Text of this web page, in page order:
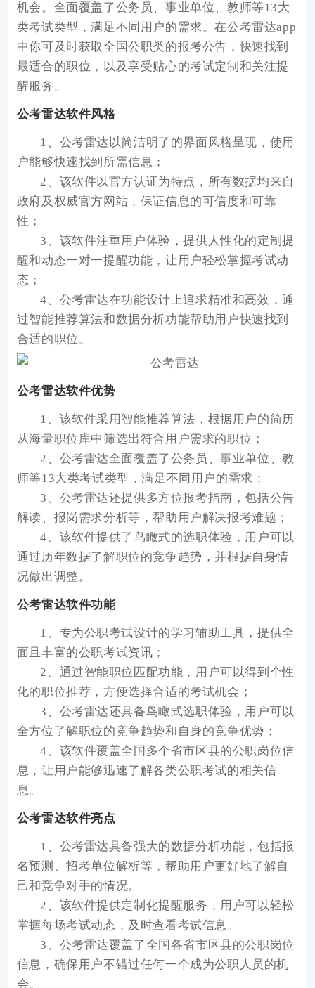
机会。全面覆盖了公务员、事业单位、教师等13大
类考试类型，满足不同用户的需求。在公考雷达app
中你可及时获取全国公职类的报考公告，快速找到
最适合的职位，以及享受贴心的考试定制和关注提
醒服务。
公考雷达软件风格
1、公考雷达以简洁明了的界面风格呈现，使用
户能够快速找到所需信息；
2、该软件以官方认证为特点，所有数据均来自
政府及权威官方网站，保证信息的可信度和可靠
性；
3、该软件注重用户体验，提供人性化的定制提
醒和动态一对一提醒功能，让用户轻松掌握考试动
态；
4、公考雷达在功能设计上追求精准和高效，通
过智能推荐算法和数据分析功能帮助用户快速找到
合适的职位。
公考雷达软件优势
1、该软件采用智能推荐算法，根据用户的简历
从海量职位库中筛选出符合用户需求的职位；
2、公考雷达全面覆盖了公务员、事业单位、教
师等13大类考试类型，满足不同用户的需求；
3、公考雷达还提供多方位报考指南，包括公告
解读、报岗需求分析等，帮助用户解决报考难题；
4、该软件提供了鸟瞰式的选职体验，用户可以
通过历年数据了解职位的竞争趋势，并根据自身情
况做出调整。
公考雷达软件功能
1、专为公职考试设计的学习辅助工具，提供全
面且丰富的公职考试资讯；
2、通过智能职位匹配功能，用户可以得到个性
化的职位推荐，方便选择合适的考试机会；
3、公考雷达还具备鸟瞰式选职体验，用户可以
全方位了解职位的竞争趋势和自身的竞争优势；
4、该软件覆盖全国多个省市区县的公职岗位信
息，让用户能够迅速了解各类公职考试的相关信
息。
公考雷达软件亮点
1、公考雷达具备强大的数据分析功能，包括报
名预测、招考单位解析等，帮助用户更好地了解自
己和竞争对手的情况。
2、该软件提供定制化提醒服务，用户可以轻松
掌握每场考试动态，及时查看考试信息。
3、公考雷达覆盖了全国各省市区县的公职岗位
信息，确保用户不错过任何一个成为公职人员的机
会。